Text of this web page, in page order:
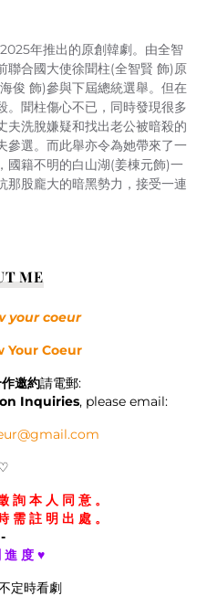
年推出的原創韓劇。由全智
聯合國大使徐聞柱(全智賢 飾)原
俊 飾)參與下屆總統選舉。但在
。聞柱傷心不已，同時發現很多
夫洗脫嫌疑和找出老公被暗殺的
參選。而此舉亦令為她帶來了一
國籍不明的白山湖(姜棟元飾)一
那股龐大的暗黑勢力，接受一連
ME
Your Coeur
邀約請電郵:
Inquiries, please email:
詢 本 人 同 意 。
需 註 明 出 處 。
-
進 度 ♥
定時看劇